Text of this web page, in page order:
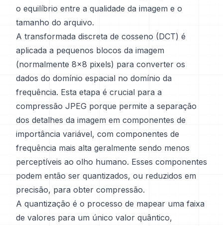
o equilíbrio entre a qualidade da imagem e o
tamanho do arquivo.
A transformada discreta de cosseno (DCT) é
aplicada a pequenos blocos da imagem
(normalmente 8x8 pixels) para converter os
dados do domínio espacial no domínio da
frequência. Esta etapa é crucial para a
compressão JPEG porque permite a separação
dos detalhes da imagem em componentes de
importância variável, com componentes de
frequência mais alta geralmente sendo menos
perceptíveis ao olho humano. Esses componentes
podem então ser quantizados, ou reduzidos em
precisão, para obter compressão.
A quantização é o processo de mapear uma faixa
de valores para um único valor quântico,